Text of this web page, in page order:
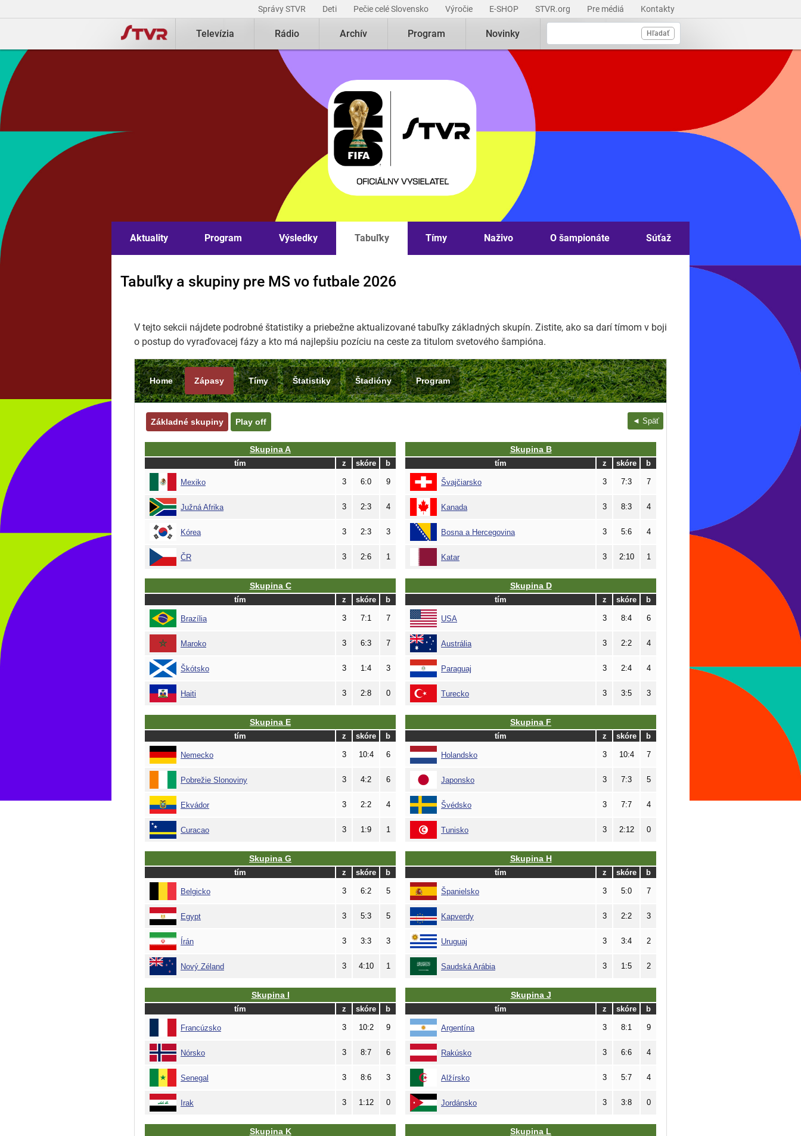
Správy STVR Deti Pečie celé Slovensko Výročie E-SHOP STVR.org Pre médiá Kontakty
Hľadať
Televízia Rádio Archív Program Novinky
Aktuality Program Výsledky Tabuľky Tímy Naživo O šampionáte Súťaž
Tabuľky a skupiny pre MS vo futbale 2026
V tejto sekcii nájdete podrobné štatistiky a priebežne aktualizované tabuľky základných skupín. Zistite, ako sa darí tímom v boji
o postup do vyraďovacej fázy a kto má najlepšiu pozíciu na ceste za titulom svetového šampióna.